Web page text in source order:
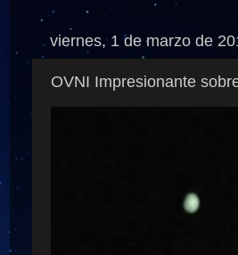
viernes, 1 de marzo de
OVNI Impresionante